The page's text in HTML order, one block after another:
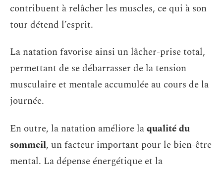
contribuent à relâcher les muscles, ce qui à son
tour détend l’esprit.
La natation favorise ainsi un lâcher-prise total,
permettant de se débarrasser de la tension
musculaire et mentale accumulée au cours de la
journée.
En outre, la natation améliore laqualité du
sommeil, un facteur important pour le bien-être
mental. La dépense énergétique et la